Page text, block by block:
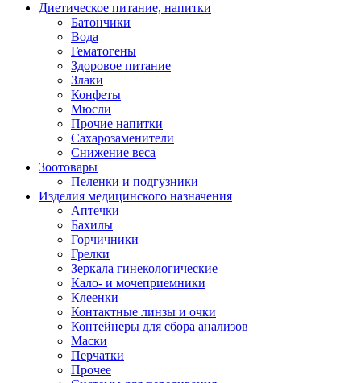
Диетическое питание, напитки
Батончики
Вода
Гематогены
Здоровое питание
Злаки
Конфеты
Мюсли
Прочие напитки
Сахарозаменители
Снижение веса
Зоотовары
Пеленки и подгузники
Изделия медицинского назначения
Аптечки
Бахилы
Горчичники
Грелки
Зеркала гинекологические
Кало- и мочеприемники
Клеенки
Контактные линзы и очки
Контейнеры для сбора анализов
Маски
Перчатки
Прочее